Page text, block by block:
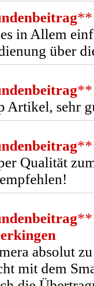
**
in Allem
über
**
Artikel, sehr
**
Qualität
**
absolut
mit dem